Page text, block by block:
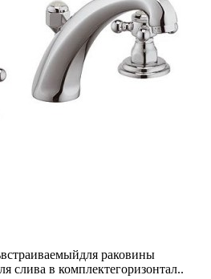
раковины
слива в комплектегоризонтал..